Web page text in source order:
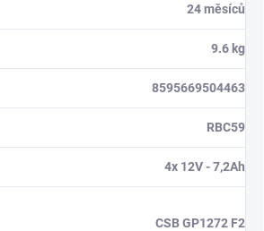
24 měsíců
9.6 kg
8595669504463
RBC59
4x 12V - 7,2Ah
CSB GP1272 F2